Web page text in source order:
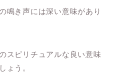
鳴き声には深い意味があり
スピリチュアルな良い意味
ょう。